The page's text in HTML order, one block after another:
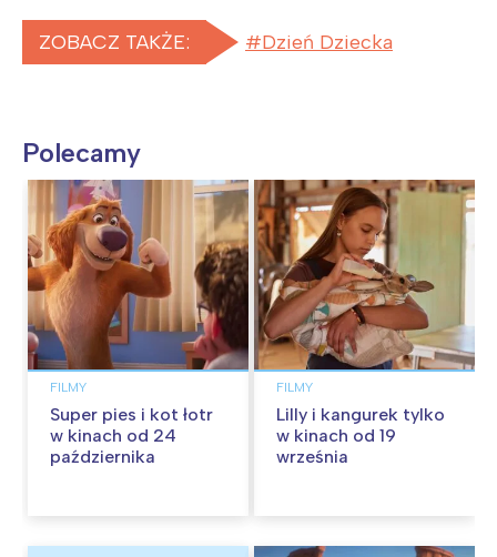
ZOBACZ TAKŻE: Dzień Dziecka
Polecamy
FILMY
Super pies i kot łotr
w kinach od 24
października
FILMY
Lilly i kangurek tylko
w kinach od 19
września